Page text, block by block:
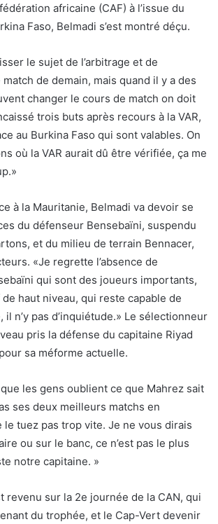
africaine (CAF) à l’issue du
Faso, Belmadi s’est montré déçu.
le sujet de l’arbitrage et de
de demain, mais quand il y a des
changer le cours de match on doit
trois buts après recours à la VAR,
au Burkina Faso qui sont valables. On
où la VAR aurait dû être vérifiée, ça me
à la Mauritanie, Belmadi va devoir se
du défenseur Bensebaïni, suspendu
et du milieu de terrain Bennacer,
«Je regrette l’absence de
qui sont des joueurs importants,
haut niveau, qui reste capable de
n’y pas d’inquiétude.» Le sélectionneur
pris la défense du capitaine Riyad
sa méforme actuelle.
les gens oublient ce que Mahrez sait
ses deux meilleurs matchs en
le tuez pas trop vite. Je ne vous dirais
ou sur le banc, ce n’est pas le plus
notre capitaine. »
revenu sur la 2e journée de la CAN, qui
du trophée, et le Cap-Vert devenir